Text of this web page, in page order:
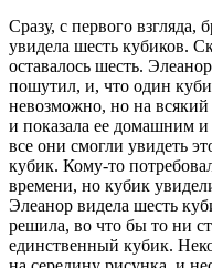
Сразу, с первого
увидела шесть кубиков.
оставалось шесть.
пошутил, и, что один
невозможно, но на всякий
и показала ее домашним и
все они смогли увидеть
кубик. Кому-то
времени, но кубик
Элеанор видела шесть
решила, во что бы то ни
единственный кубик.